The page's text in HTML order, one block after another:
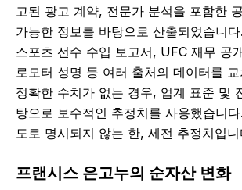
고된 광고 계약, 전문가 분석을 포함한
가능한 정보를 바탕으로 산출되었습니
스포츠 선수 수입 보고서, UFC 재무 공
로모터 성명 등 여러 출처의 데이터를
정확한 수치가 없는 경우, 업계 표준 및
탕으로 보수적인 추정치를 사용했습니
도로 명시되지 않는 한, 세전 추정치입니
프랜시스 은고누의 순자산 변화